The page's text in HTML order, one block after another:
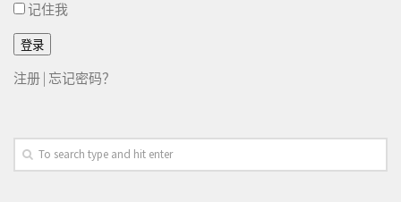
记住我
注册 忘记密码？